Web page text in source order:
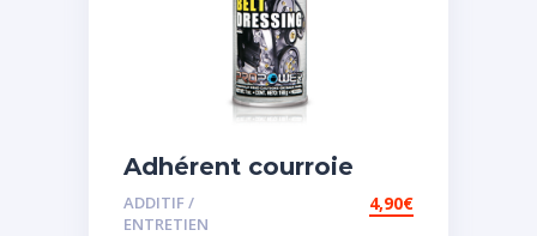
Adhérent courroie
ADDITIF /
ENTRETIEN
4,90€